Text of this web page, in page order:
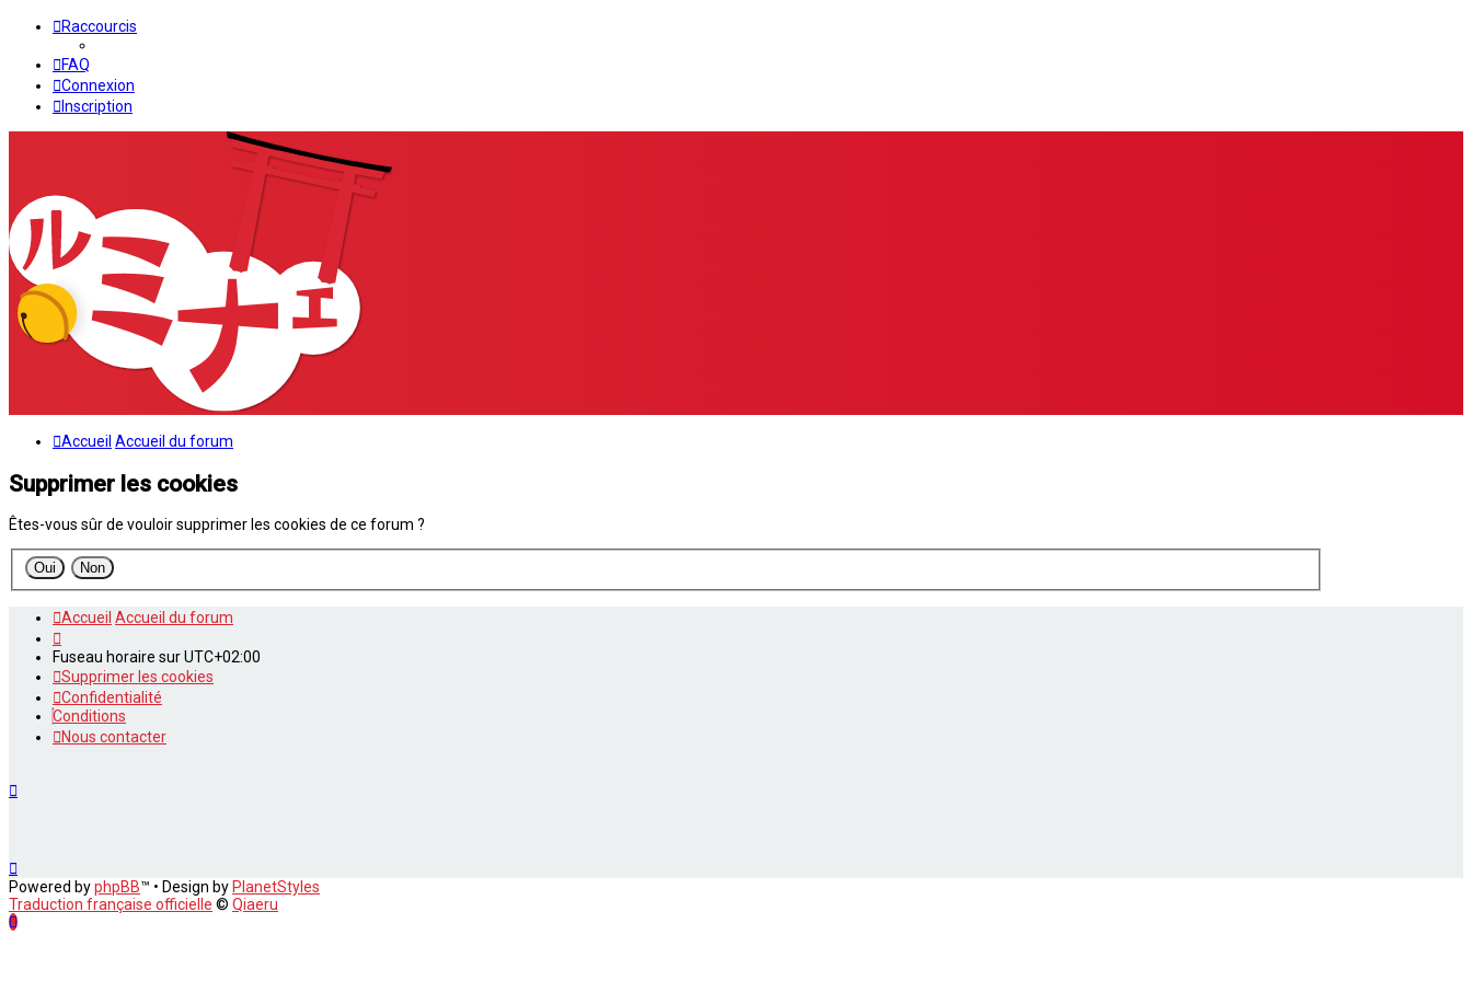
Raccourcis
FAQ
Connexion
Inscription
Accueil Accueil du forum
Supprimer les cookies
Êtes-vous sûr de vouloir supprimer les cookies de ce forum ?
Accueil Accueil du forum
Fuseau horaire surUTC+02:00
Supprimer les cookies
Confidentialité
Conditions
Nous contacter
Powered byphpBB™ • Design by PlanetStyles
Traduction française officielle © Qiaeru